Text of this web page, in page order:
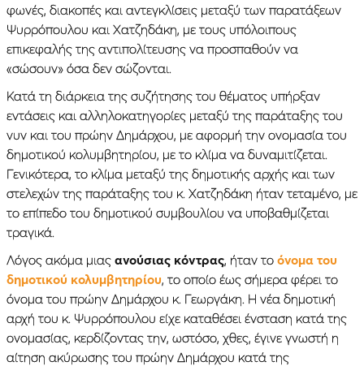
φωνές, διακοπές και αντεγκλίσεις μεταξύ των παρατάξεων
Ψυρρόπουλου και Χατζηδάκη, με τους υπόλοιπους
επικεφαλής της αντιπολίτευσης να προσπαθούν να
«σώσουν» όσα δεν σώζονται.
Κατά τη διάρκεια της συζήτησης του θέματος υπήρξαν
εντάσεις και αλληλοκατηγορίες μεταξύ της παράταξης του
νυν και του πρώην Δημάρχου, με αφορμή την ονομασία του
δημοτικού κολυμβητηρίου, με το κλίμα να δυναμιτίζεται.
Γενικότερα, το κλίμα μεταξύ της δημοτικής αρχής και των
στελεχών της παράταξης του κ. Χατζηδάκη ήταν τεταμένο, με
το επίπεδο του δημοτικού συμβουλίου να υποβαθμίζεται
τραγικά.
Λόγος ακόμα μιας ανούσιας κόντρας, ήταν το όνομα του
δημοτικού κολυμβητηρίου, το οποίο έως σήμερα φέρει το
όνομα του πρώην Δημάρχου κ. Γεωργάκη. Η νέα δημοτική
αρχή του κ. Ψυρρόπουλου είχε καταθέσει ένσταση κατά της
ονομασίας, κερδίζοντας την, ωστόσο, χθες, έγινε γνωστή η
αίτηση ακύρωσης του πρώην Δημάρχου κατά της